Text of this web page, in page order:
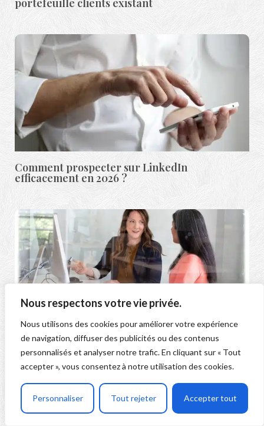
Nous respectons votre vie privée.
Nous utilisons des cookies pour améliorer votre expérience
de navigation, diffuser des publicités ou des contenus
personnalisés et analyser notre trafic. En cliquant sur « Tout
accepter », vous consentez à notre utilisation des cookies.
Personnaliser Tout rejeter Accepter tout
portefeuille clients existant
Comment prospecter sur LinkedIn
efficacement en 2026 ?
Performance commerciale : ce que les top
performers font différemment (Étude)